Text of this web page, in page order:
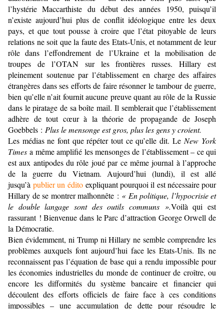
l’hystérie Maccarthiste du début des années 1950, puisqu’il
n’existe aujourd’hui plus de conflit idéologique entre les deux
pays, et que tout pousse à croire que l’état pitoyable de leurs
relations ne soit que la faute des Etats-Unis, et notamment de leur
rôle dans l’effondrement de l’Ukraine et la mobilisation de
troupes de l’OTAN sur les frontières russes. Hillary est
pleinement soutenue par l’établissement en charge des affaires
étrangères dans ses efforts de faire résonner le tambour de guerre,
bien qu’elle n’ait fournit aucune preuve quant au rôle de la Russie
dans le piratage de sa boîte mail. Il semblerait que l’établissement
adhère de tout cœur à la théorie de propagande de Joseph
Goebbels : Plus le mensonge est gros, plus les gens y croient.
Les médias ne font que répéter tout ce qu’elle dit. Le New York
Times a même amplifié les mensonges de l’établissement – ce qui
est aux antipodes du rôle joué par ce même journal à l’approche
de la guerre du Vietnam. Aujourd’hui (lundi), il est allé
jusqu’à publier un édito expliquant pourquoi il est nécessaire pour
Hillary de se montrer malhonnête : « En politique, l’hypocrisie et
le double langage sont des outils communs ».Voilà qui est
rassurant ! Bienvenue dans le Parc d’attraction George Orwell de
la Démocratie.
Bien évidemment, ni Trump ni Hillary ne semble comprendre les
problèmes auxquels font aujourd’hui face les Etats-Unis. Ils ne
reconnaissent pas l’équation de base qui a rendu impossible pour
les économies industrielles du monde de continuer de croître, ou
encore les difformités du système bancaire et financier qui
découlent des efforts officiels de faire face à ces conditions
impossibles – une accumulation de dette pour résoudre le